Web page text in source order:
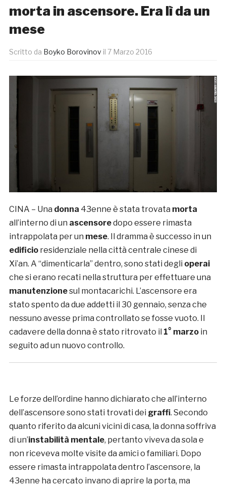
morta in ascensore. Era lì da un
mese
Scritto da Boyko Borovinov il 7 Marzo 2016
CINA – Una donna 43enne è stata trovata morta
all’interno di un ascensoredopo essere rimasta
intrappolata per un mese. Il dramma è successo in un
edificioresidenziale nella città centrale cinese di
Xi’an. A “dimenticarla” dentro, sono stati degli operai
che si erano recati nella struttura per effettuare una
manutenzionesul montacarichi. L’ascensore era
stato spento da due addetti il 30 gennaio, senza che
nessuno avesse prima controllato se fosse vuoto. Il
cadavere della donna è stato ritrovato il 1° marzoin
seguito ad un nuovo controllo.
Le forze dell’ordine hanno dichiarato che all’interno
dell’ascensore sono stati trovati dei graffi. Secondo
quanto riferito da alcuni vicini di casa, la donna soffriva
di un’instabilità mentale, pertanto viveva da sola e
non riceveva molte visite da amici o familiari. Dopo
essere rimasta intrappolata dentro l’ascensore, la
43enne ha cercato invano di aprire la porta, ma